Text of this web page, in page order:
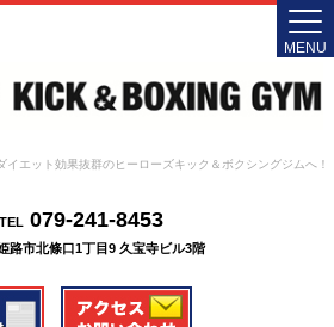
エット効果抜群のヒーローズキック＆ボクシングジムへ！
TEL079-241-8453
路市北條口1丁目9 久宝寺ビル3階
MENU